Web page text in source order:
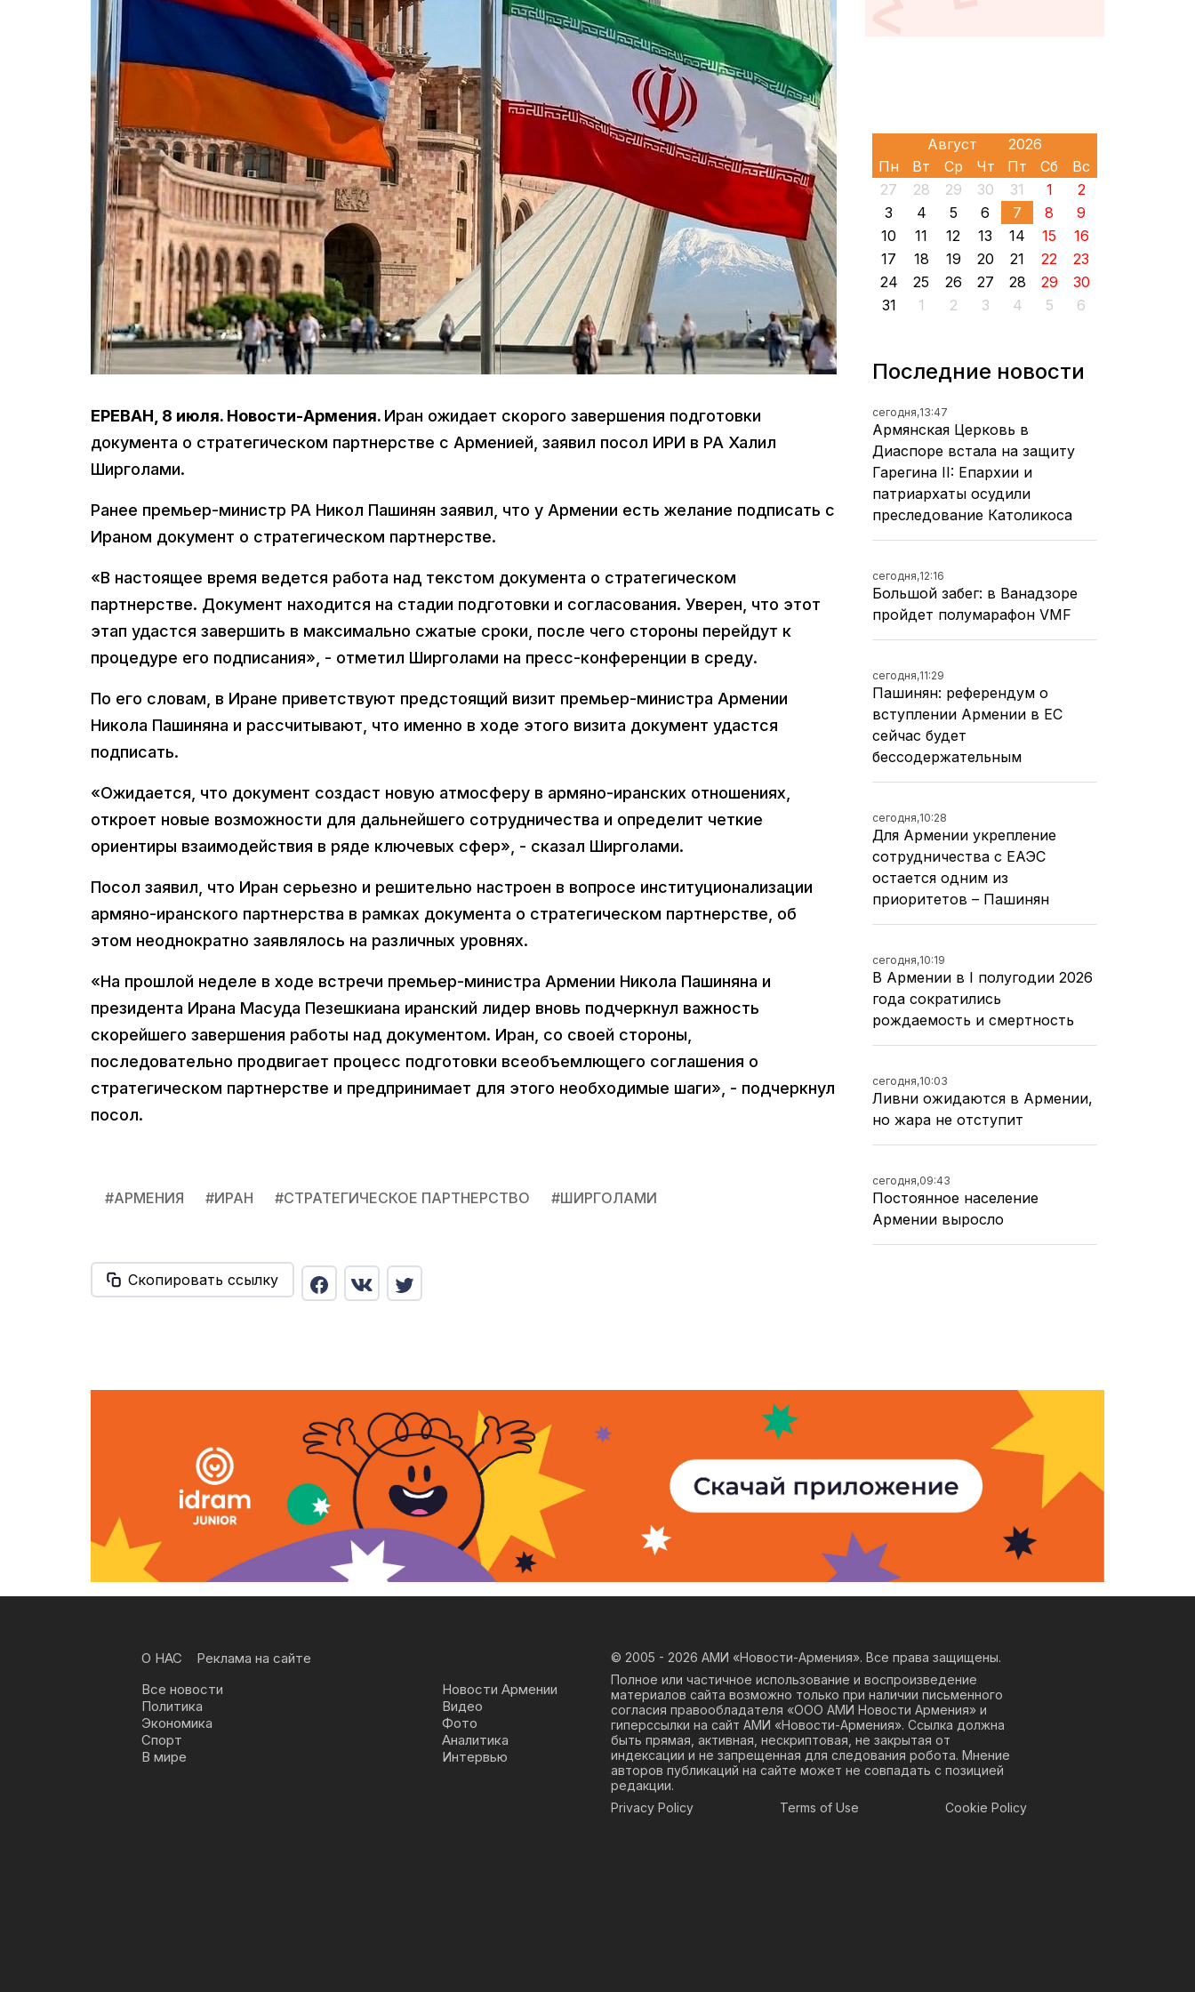
ЕРЕВАН, 8 июля. Новости-Армения. Иран ожидает скорого завершения подготовки
документа о стратегическом партнерстве с Арменией, заявил посол ИРИ в РА Халил
Ширголами.
Ранее премьер-министр РА Никол Пашинян заявил, что у Армении есть желание подписать с
Ираном документ о стратегическом партнерстве.
«В настоящее время ведется работа над текстом документа о стратегическом
партнерстве. Документ находится на стадии подготовки и согласования. Уверен, что этот
этап удастся завершить в максимально сжатые сроки, после чего стороны перейдут к
процедуре его подписания», - отметил Ширголами на пресс-конференции в среду.
По его словам, в Иране приветствуют предстоящий визит премьер-министра Армении
Никола Пашиняна и рассчитывают, что именно в ходе этого визита документ удастся
подписать.
«Ожидается, что документ создаст новую атмосферу в армяно-иранских отношениях,
откроет новые возможности для дальнейшего сотрудничества и определит четкие
ориентиры взаимодействия в ряде ключевых сфер», - сказал Ширголами.
Посол заявил, что Иран серьезно и решительно настроен в вопросе институционализации
армяно-иранского партнерства в рамках документа о стратегическом партнерстве, об
этом неоднократно заявлялось на различных уровнях.
«На прошлой неделе в ходе встречи премьер-министра Армении Никола Пашиняна и
президента Ирана Масуда Пезешкиана иранский лидер вновь подчеркнул важность
скорейшего завершения работы над документом. Иран, со своей стороны,
последовательно продвигает процесс подготовки всеобъемлющего соглашения о
стратегическом партнерстве и предпринимает для этого необходимые шаги», - подчеркнул
посол.
#АРМЕНИЯ #ИРАН #СТРАТЕГИЧЕСКОЕ ПАРТНЕРСТВО #ШИРГОЛАМИ
Скопировать ссылку
Пн Вт Ср Чт Пт Сб
Вс
27
28 29 30 31 1
2
3
4 5 6 7 8
9
10
11 12 13 14 15
16
17
18 19 20 21 22
23
24
25 26 27 28 29
30
31
1 2 3 4 5 6
Последние новости
сегодня,13:47
Армянская Церковь в
Диаспоре встала на защиту
Гарегина II: Епархии и
патриархаты осудили
преследование Католикоса
сегодня,12:16
Большой забег: в Ванадзоре
пройдет полумарафон VMF
сегодня,11:29
Пашинян: референдум о
вступлении Армении в ЕС
сейчас будет
бессодержательным
сегодня,10:28
Для Армении укрепление
сотрудничества с ЕАЭС
остается одним из
приоритетов – Пашинян
сегодня,10:19
В Армении в I полугодии 2026
года сократились
рождаемость и смертность
сегодня,10:03
Ливни ожидаются в Армении,
но жара не отступит
сегодня,09:43
Постоянное население
Армении выросло
О НАС
Реклама на сайте
Все новости
Политика
Экономика
Спорт
В мире
Новости Армении
Видео
Фото
Аналитика
Интервью
© 2005 - 2026 АМИ «Новости-Армения». Все права защищены.
Полное или частичное использование и воспроизведение
материалов сайта возможно только при наличии письменного
согласия правообладателя «ООО АМИ Новости Армения» и
гиперссылки на сайт АМИ «Новости-Армения». Ссылка должна
быть прямая, активная, нескриптовая, не закрытая от
индексации и не запрещенная для следования робота. Мнение
авторов публикаций на сайте может не совпадать с позицией
редакции.
Privacy Policy
Terms of Use Cookie Policy